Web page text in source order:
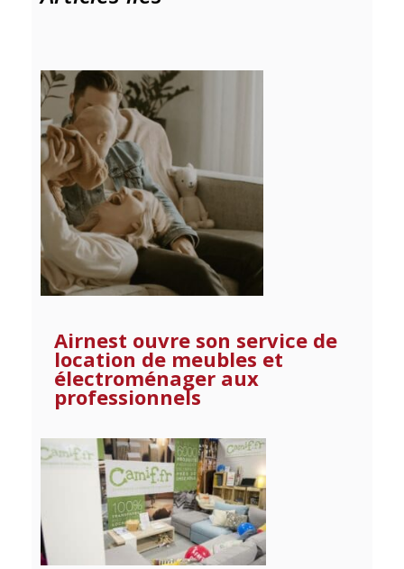
Airnest ouvre son service de
location de meubles et
électroménager aux
professionnels